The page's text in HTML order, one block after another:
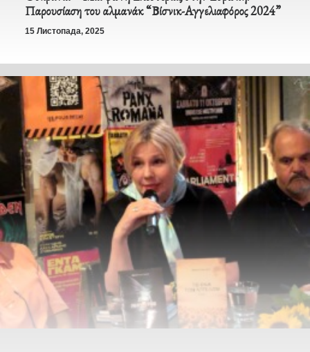
Παρουσίαση του αλμανάκ “Βίσνικ-Αγγελιαφόρος 2024”
15 Листопада, 2025